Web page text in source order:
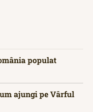
populat
ajungi pe Vârful